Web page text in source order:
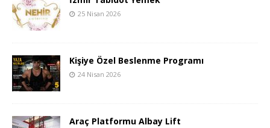
25 Nisan 2026
Kişiye Özel Beslenme Programı
24 Nisan 2026
Araç Platformu Albay Lift